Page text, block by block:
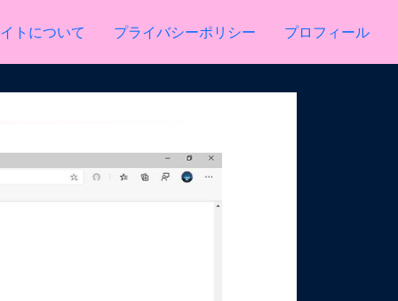
トについて プライバシーポリシー プロフィール